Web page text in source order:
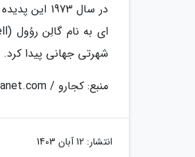
در سال
شهرتی جهانی پیدا کرد.
منبع: کجارو / amusingplanet.com
انتشار: 12 آبان 1403